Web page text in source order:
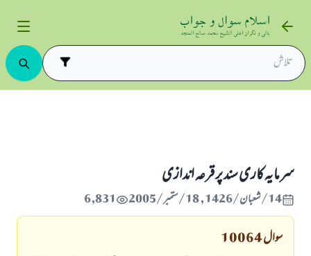
سرمايہ كارى سند پر قرعہ اندازى
14/شعبان/1426 , 18/ستمبر/2005 6,831
سوال10064